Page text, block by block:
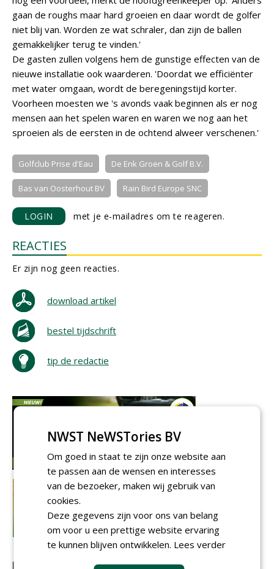
gaan de roughs maar hard groeien en daar wordt de golfer
niet blij van. Worden ze wat schraler, dan zijn de ballen
gemakkelijker terug te vinden.'
De gasten zullen volgens hem de gunstige effecten van de
nieuwe installatie ook waarderen. 'Doordat we efficiënter
met water omgaan, wordt de beregeningstijd korter.
Voorheen moesten we 's avonds vaak beginnen als er nog
mensen aan het spelen waren en waren we nog aan het
sproeien als de eersten in de ochtend alweer verschenen.'
Golfclub Prise d'Eau De Enk Groen & Golf B.V.
Bas van Oosterhout BV Rain Bird Europe SNC
LOGIN met je e-mailadres om te reageren.
REACTIES
Er zijn nog geen reacties.
download artikel
bestel tijdschrift
tip de redactie
NWST NeWSTories BV
Om goed in staat te zijn onze website aan
te passen aan de wensen en interesses
van de bezoeker, maken wij gebruik van
cookies.
Deze gegevens zijn voor ons van belang
om voor u een prettige website ervaring
te kunnen blijven ontwikkelen. Lees verder